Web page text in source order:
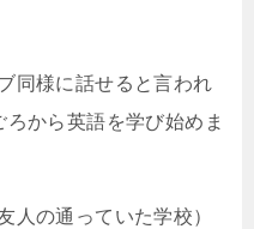
同様に話せると言われ
ろから英語を学び始めま
人の通っていた学校）